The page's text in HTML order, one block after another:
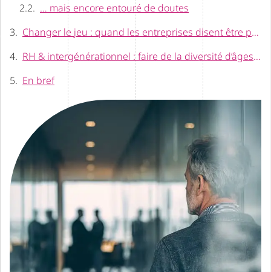
… mais encore entouré de doutes
Changer le jeu : quand les entreprises disent être prêtes à bouger
RH & intergénérationnel : faire de la diversité d’âges un avantage compétitif
En bref